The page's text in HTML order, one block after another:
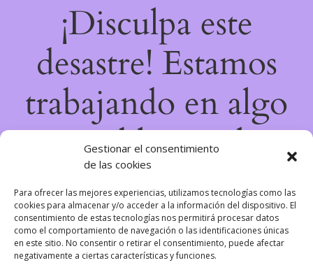
Gestionar el consentimiento
de las cookies
Para ofrecer las mejores experiencias, utilizamos tecnologías como las
cookies para almacenar y/o acceder a la información del dispositivo. El
consentimiento de estas tecnologías nos permitirá procesar datos
como el comportamiento de navegación o las identificaciones únicas
en este sitio. No consentir o retirar el consentimiento, puede afectar
negativamente a ciertas características y funciones.
¡Disculpa este
desastre! Estamos
trabajando en algo
increíble, ¡vuelve
pronto!